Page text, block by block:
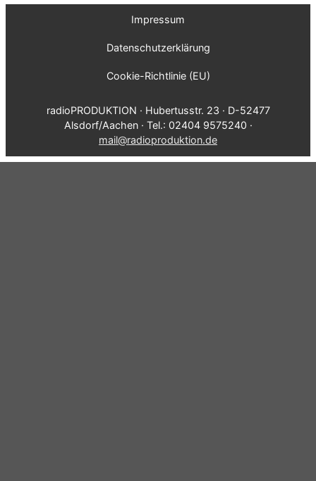
Impressum
Datenschutzerklärung
Cookie-Richtlinie (EU)
radioPRODUKTION · Hubertusstr. 23 · D-52477
Alsdorf/Aachen · Tel.: 02404 9575240 ·
mail@radioproduktion.de